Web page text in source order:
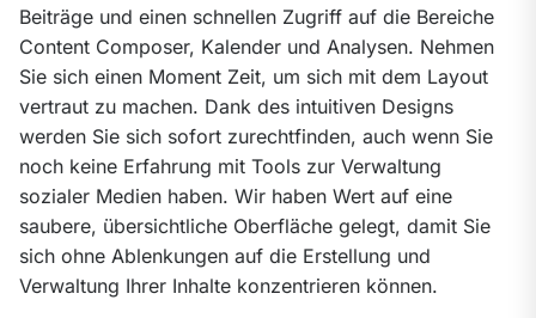
Beiträge und einen schnellen Zugriff auf die Bereiche
Content Composer, Kalender und Analysen. Nehmen
Sie sich einen Moment Zeit, um sich mit dem Layout
vertraut zu machen. Dank des intuitiven Designs
werden Sie sich sofort zurechtfinden, auch wenn Sie
noch keine Erfahrung mit Tools zur Verwaltung
sozialer Medien haben. Wir haben Wert auf eine
saubere, übersichtliche Oberfläche gelegt, damit Sie
sich ohne Ablenkungen auf die Erstellung und
Verwaltung Ihrer Inhalte konzentrieren können.